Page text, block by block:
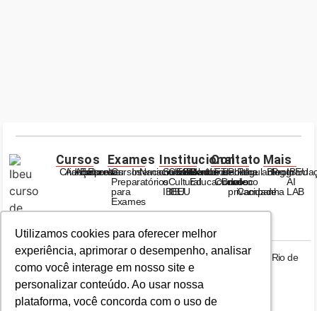
Utilizamos cookies para oferecer melhor
experiência, aprimorar o desempenho, analisar
como você interage em nosso site e
personalizar conteúdo. Ao usar nossa
plataforma, você concorda com o uso de
Utilizamos cookies para oferecer melhor
experiência, aprimorar o desempenho, analisar
como você interage em nosso site e
personalizar conteúdo. Ao usar nossa
plataforma, você concorda com o uso de
Cursos
Criança
Adolescente
Adulto
Empresas
Escolas
Exames
Cursos
Preparatórios
para
Exames
Internacionais
Nacionais
Institucional
Sobre
o
IBEU
Centro
Cultural
IBEU
ESG
Unidades
Calendário
Relatórios
Conta
Educacional
Contato
Fale
Conosco
Trabalhe
Conosco
Politica
de
privacidade
Regulamento
de
Campanha
Mais
BlogIBEU
AI
LAB
Av. Nossa Sra. de Copacabana, 690 - 5° andar Copacabana, Rio de
Janeiro - RJ, 22050-001
© Todos os Direitos Reservados